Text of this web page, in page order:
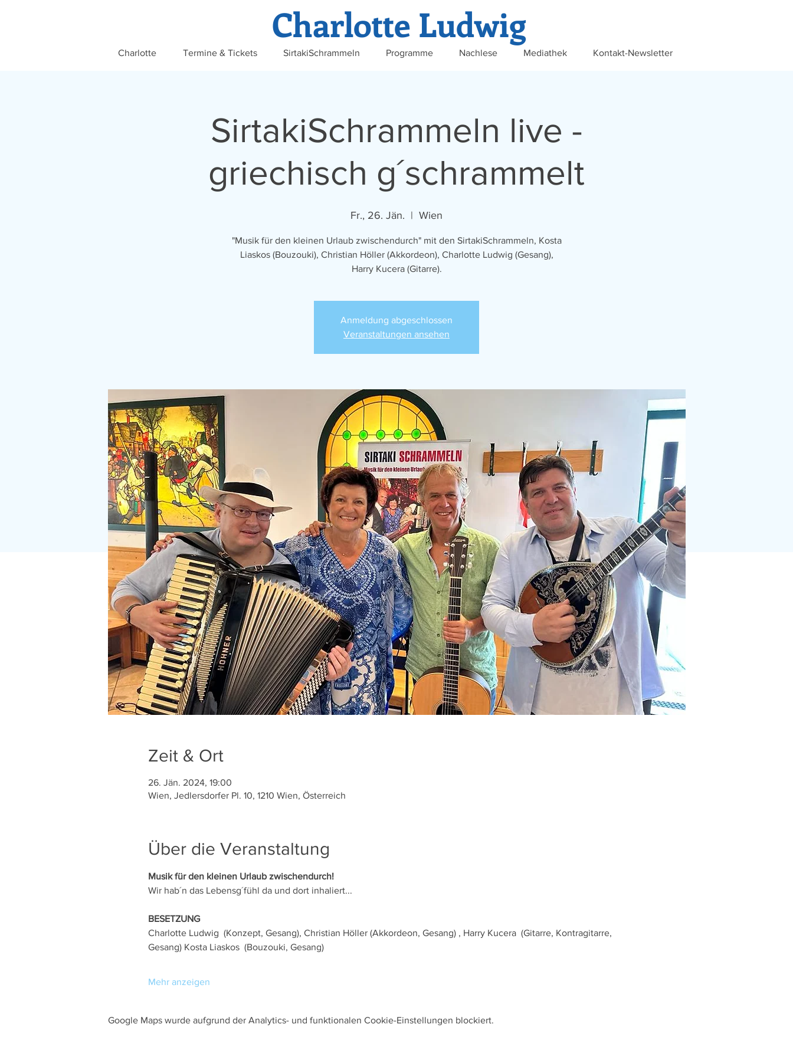
Charlotte Ludwig
Charlotte Termine & Tickets SirtakiSchrammeln Programme Nachlese Mediathek Kontakt-Newsletter
SirtakiSchrammeln live -
griechisch g´schrammelt
Fr., 26. Jän.
  |
Wien
"Musik für den kleinen Urlaub zwischendurch" mit den SirtakiSchrammeln, Kosta
Liaskos (Bouzouki), Christian Höller (Akkordeon), Charlotte Ludwig (Gesang),
Harry Kucera (Gitarre).
Anmeldung abgeschlossen
Veranstaltungen ansehen
Zeit & Ort
26. Jän. 2024, 19:00
Wien, Jedlersdorfer Pl. 10, 1210 Wien, Österreich
Über die Veranstaltung
Musik für den kleinen Urlaub zwischendurch!
Wir hab´n das Lebensg´fühl da und dort inhaliert...
BESETZUNG
Charlotte Ludwig  (Konzept, Gesang), Christian Höller (Akkordeon, Gesang) , Harry Kucera  (Gitarre, Kontragitarre,
Gesang) Kosta Liaskos  (Bouzouki, Gesang)
Mehr anzeigen
Google Maps wurde aufgrund der Analytics- und funktionalen Cookie-Einstellungen blockiert.